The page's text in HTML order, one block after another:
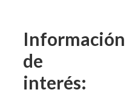
Información
de
interés: